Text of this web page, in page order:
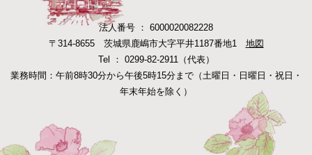
法人番号 ： 6000020082228
〒314-8655 茨城県鹿嶋市大字平井1187番地1 地図
Tel ： 0299-82-2911（代表）
業務時間：午前8時30分から午後5時15分まで（土曜日・日曜日・祝日・
年末年始を除く）